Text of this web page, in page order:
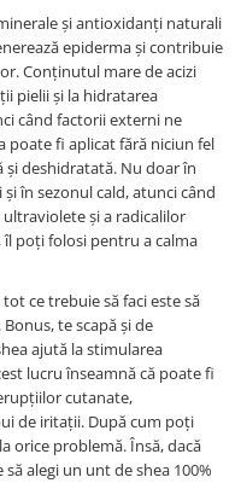
și antioxidanți naturali
epiderma și contribuie
Conținutul mare de acizi
pielii și la hidratarea
când factorii externi ne
poate fi aplicat fără niciun fel
și deshidratată. Nu doar în
în sezonul cald, atunci când
și a radicalilor
îl poți folosi pentru a calma
ce trebuie să faci este să
te scapă și de
ajută la stimularea
lucru înseamnă că poate fi
cutanate,
de iritații. După cum poți
orice problemă. Însă, dacă
alegi un unt de shea 100%